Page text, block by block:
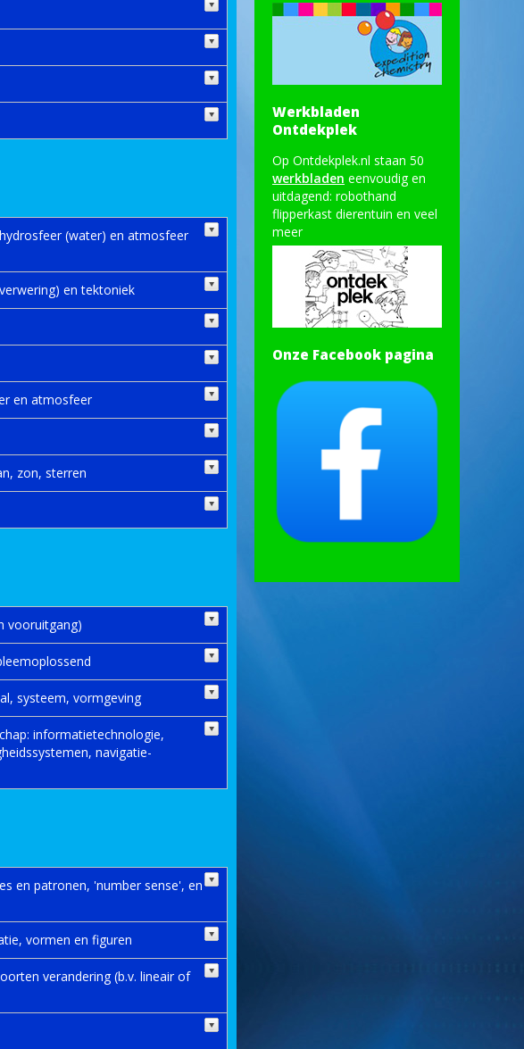
(water) en atmosfeer
en tektoniek
en atmosfeer
zon, sterren
vooruitgang)
systeem, vormgeving
informatietechnologie,
navigatie-
en patronen, 'number sense', en
vormen en figuren
verandering (b.v. lineair of
Werkbladen
Ontdekplek
Op Ontdekplek.nl staan 50
werkbladen eenvoudig en
uitdagend: robothand
flipperkast dierentuin en veel
meer
Onze Facebook pagina